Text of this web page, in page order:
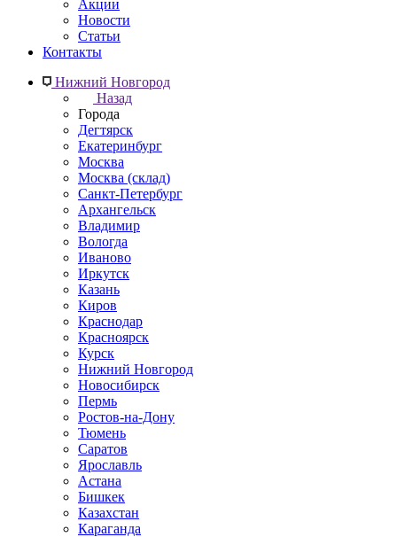
Акции
Новости
Статьи
Контакты
Нижний Новгород
Назад
Города
Дегтярск
Екатеринбург
Москва
Москва (склад)
Санкт-Петербург
Архангельск
Владимир
Вологда
Иваново
Иркутск
Казань
Киров
Краснодар
Красноярск
Курск
Нижний Новгород
Новосибирск
Пермь
Ростов-на-Дону
Тюмень
Саратов
Ярославль
Астана
Бишкек
Казахстан
Караганда